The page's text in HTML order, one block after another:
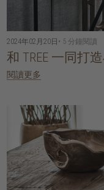
2024年02月20日 • 5 分鐘閱讀
和 TREE 一同打
閱讀更多